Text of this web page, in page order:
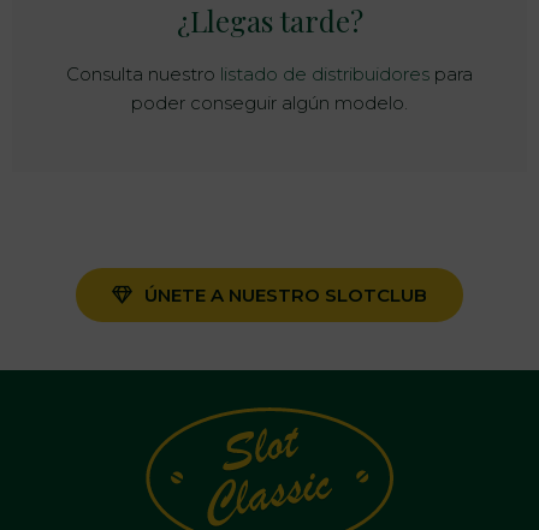
¿Llegas tarde?
Consulta nuestro listado de distribuidores para
poder conseguir algún modelo.
ÚNETE A NUESTRO SLOTCLUB